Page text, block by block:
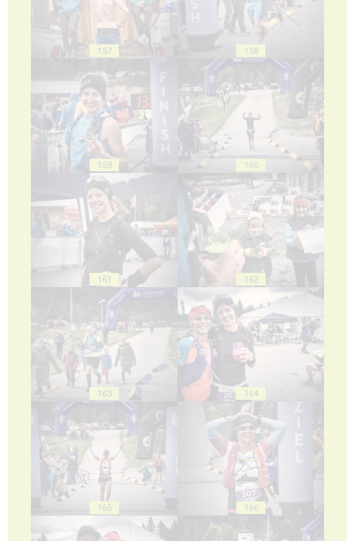
157 158
159 160
161 162
163 164
165 166